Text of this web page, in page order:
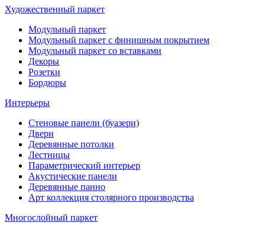
Художественный паркет
Модульный паркет
Модульный паркет с финишным покрытием
Модульный паркет со вставками
Декоры
Розетки
Бордюры
Интерьеры
Стеновые панели (буазери)
Двери
Деревянные потолки
Лестницы
Параметрический интерьер
Акустические панели
Деревянные панно
Арт коллекция столярного производства
Многослойный паркет